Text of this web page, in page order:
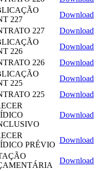
227
Download
227
Download
226
Download
226
Download
225
Download
225 Download
Download
PRÉVIO
Download
Download